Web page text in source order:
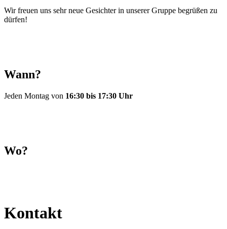
Wir freuen uns sehr neue Gesichter in unserer Gruppe begrüßen zu
dürfen!
Wann?
Jeden Montag von 16:30 bis 17:30 Uhr
Wo?
Kontakt